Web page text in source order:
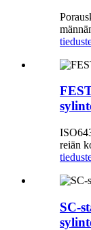
reiän
SC-